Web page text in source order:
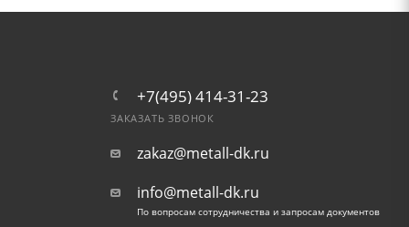
+7(495) 414-31-23
ЗАКАЗАТЬ ЗВОНОК
zakaz@metall-dk.ru
info@metall-dk.ru
По вопросам сотрудничества и запросам документов